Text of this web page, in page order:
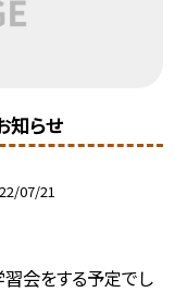
知らせ
07/21
習会をする予定でし